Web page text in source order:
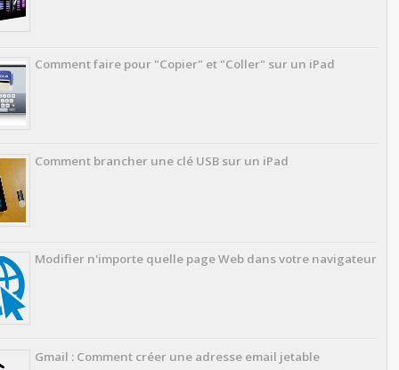
Comment faire pour "Copier" et "Coller" sur un iPad
Comment brancher une clé USB sur un iPad
Modifier n'importe quelle page Web dans votre navigateur
Gmail : Comment créer une adresse email jetable